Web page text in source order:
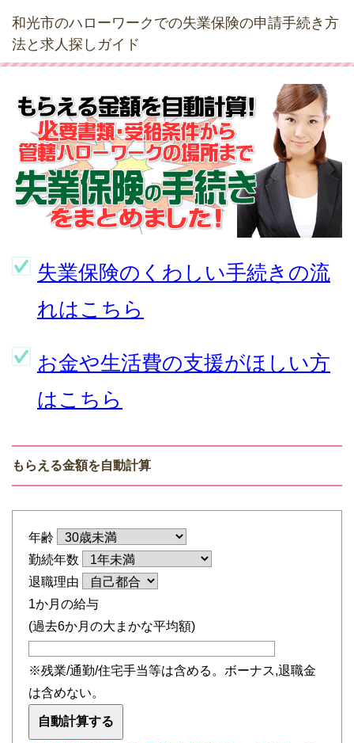
和光市のハローワークでの失業保険の申請手続き方
法と求人探しガイド
失業保険のくわしい手続きの流
れはこちら
お金や生活費の支援がほしい方
はこちら
もらえる金額を自動計算
年齢
勤続年数
退職理由
1か月の給与
(過去6か月の大まかな平均額)
※残業/通勤/住宅手当等は含める。ボーナス,退職金
は含めない。